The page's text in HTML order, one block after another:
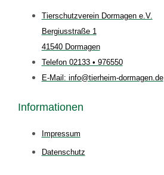
Tierschutzverein Dormagen e.V.
Bergiusstraße 1
41540 Dormagen
Telefon 02133 • 976550
E-Mail: info@tierheim-dormagen.de
Informationen
Impressum
Datenschutz